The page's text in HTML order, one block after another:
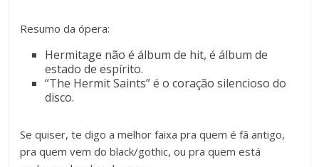
Resumo da ópera:
Hermitage não é álbum de hit, é álbum de
estado de espírito.
“The Hermit Saints” é o coração silencioso do
disco.
Se quiser, te digo a melhor faixa pra quem é fã antigo,
pra quem vem do black/gothic, ou pra quem está